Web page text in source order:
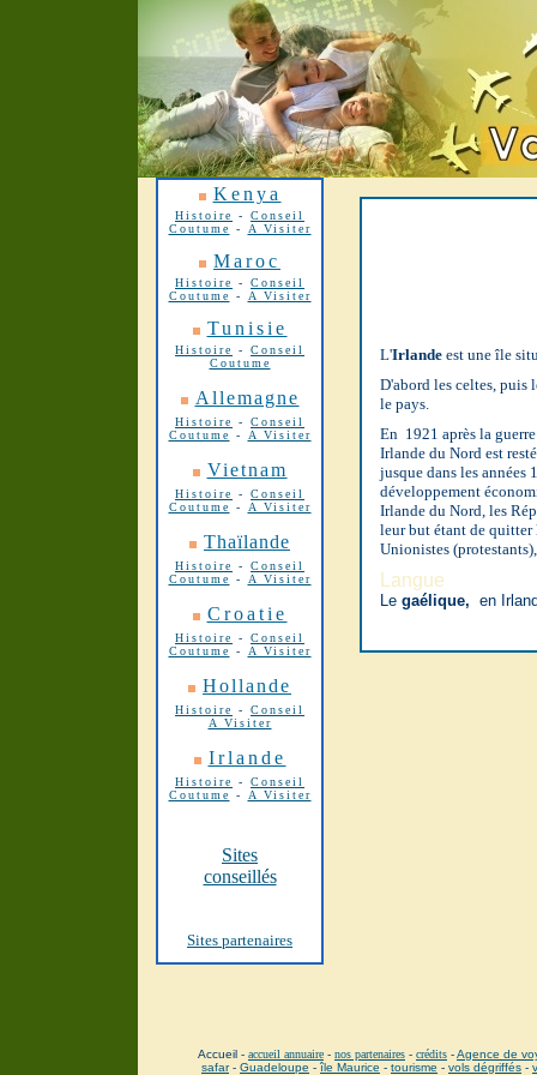
Kenya
Histoire -
Conseil
Coutume
- A Visiter
Maroc
Histoire - Conseil
Coutume
- A Visiter
Tunisie
Histoire - Conseil
Coutume
Allemagne
Histoire - Conseil
Coutume
- A Visiter
Vietnam
Histoire - Conseil
Coutume
- A Visiter
Thaïlande
Histoire - Conseil
Coutume
- A Visiter
Croatie
Histoire - Conseil
Coutume
- A Visiter
Hollande
Histoire - Conseil
A Visiter
Irlande
Histoire - Conseil
Coutume
- A Visiter
Sites
conseillés
Sites partenaires
L'Irlande est une île
D'abord les celtes, puis
le pays.
En 1921 après la
Irlande du Nord est
jusque dans les années
développement
Irlande du Nord, les
leur but étant de quitter
Unionistes
Langue
Le gaélique, en
Accueil - accueil annuaire - nos partenaires - crédits -Agence de
safar- Guadeloupe - île Maurice - tourisme - vols dégriffés -